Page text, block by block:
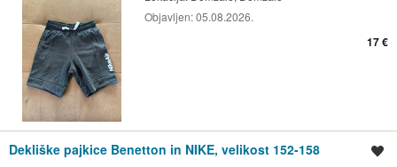
Objavljen:05.08.2026.
17 €
Dekliške pajkice Benetton in NIKE, velikost 152-158